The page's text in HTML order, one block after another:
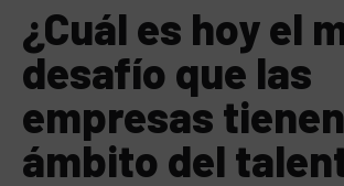
¿Cuál es hoy el
desafío que las
empresas
ámbito del